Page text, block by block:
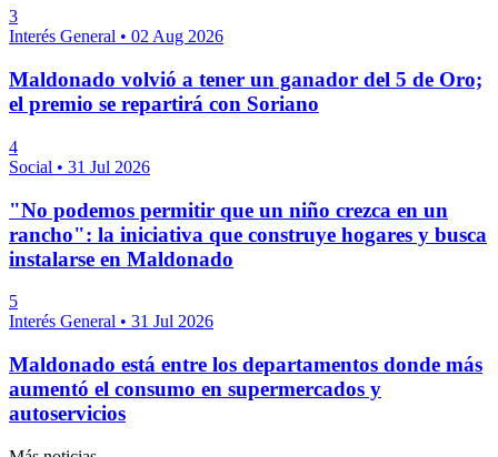
3
Interés General • 02 Aug 2026
Maldonado volvió a tener un ganador del 5 de Oro;
el premio se repartirá con Soriano
4
Social • 31 Jul 2026
"No podemos permitir que un niño crezca en un
rancho": la iniciativa que construye hogares y busca
instalarse en Maldonado
5
Interés General • 31 Jul 2026
Maldonado está entre los departamentos donde más
aumentó el consumo en supermercados y
autoservicios